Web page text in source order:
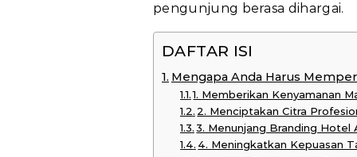
pengunjung berasa dihargai.
DAFTAR ISI
Mengapa Anda Harus
1. Memberikan Kenyamanan
2. Menciptakan Citra
3. Menunjang Branding Hotel
4. Meningkatkan Kepuasan